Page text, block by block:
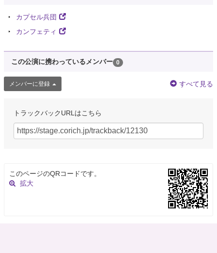
カプセル兵団
カンフェティ
この公演に携わっているメンバー 0
メンバーに登録 すべて見る
トラックバックURLはこちら
このページのQRコードです。
拡大